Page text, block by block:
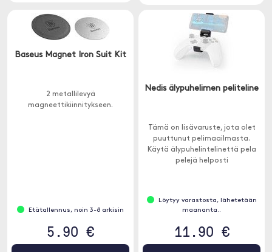
Baseus Magnet Iron Suit Kit
2 metallilevyä
magneettikiinnitykseen.
Etätallennus, noin 3-8 arkisin
5.90 €
Nedis älypuhelimen peliteline
Tämä on lisävaruste, jota olet
puuttunut pelimaailmasta.
Käytä älypuhelintelinettä pela
pelejä helposti
Löytyy varastosta, lähetetään
maananta..
11.90 €